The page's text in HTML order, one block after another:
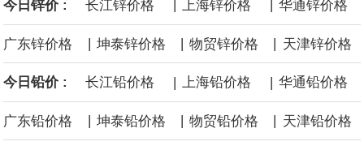
供支撑，同时投资者正等待美国非农就业数据，以寻找美国利率前
景的线索。StoneX高级分析师马特·辛普森表示，中东和平前景改善
今日锌价 : 长江锌价格 上海锌价格 华通锌价格
广东锌价格 | 坤泰锌价格 | 物贸锌价格 | 天津锌价格
今日铅价 : 长江铅价格 | 上海铅价格 | 华通铅价格
广东铅价格 坤泰铅价格 物贸铅价格 天津铅价格